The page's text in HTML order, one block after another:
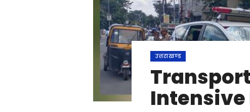
उत्तराखण्ड
Intensive